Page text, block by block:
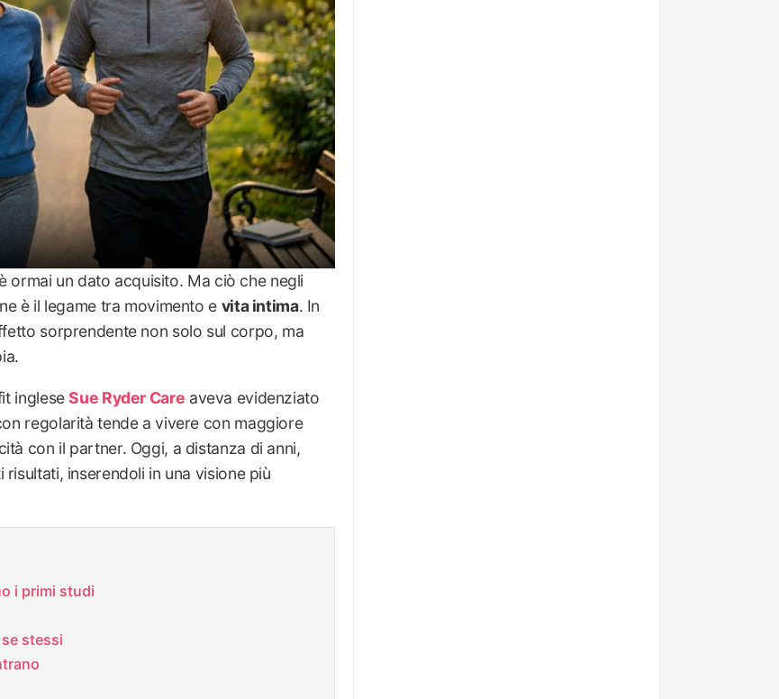
ormai un dato acquisito. Ma ciò che negli
è il legame tra movimento e vita intima. In
sorprendente non solo sul corpo, ma
ingleseSue Ryder Care aveva evidenziato
regolarità tende a vivere con maggiore
con il partner. Oggi, a distanza di anni,
inserendoli in una visione più
i primi studi
stessi